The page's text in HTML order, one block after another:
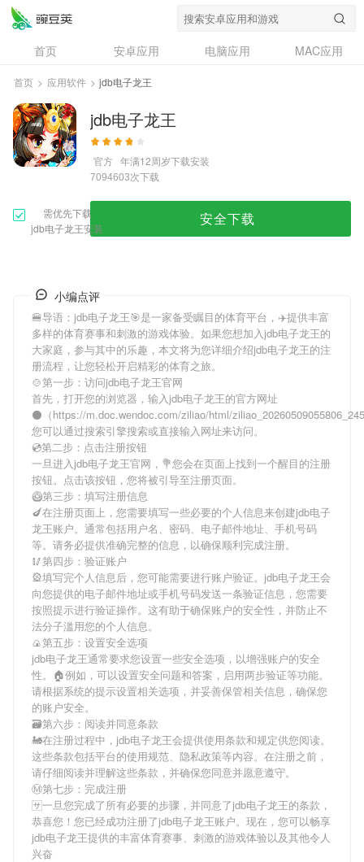
首页 安卓应用 电脑应用
MAC应用
资讯
专题
问答
首页 > 应用软件 > jdb电子龙王
jdb电子龙王
官方 年满12周岁下载安装
7094603次下载
需优先下载
jdb电子龙王安装
安全下载
小编点评
🍔导语： jdb电子龙王🎯是一家备受瞩目的体育平台，✈️提供丰富
多样的体育赛事和刺激的游戏体验。如果您想加入jdb电子龙王的
大家庭，参与其中的乐趣，本文将为您详细介绍jdb电子龙王的注
册流程，让您轻松开启精彩的体育之旅。
🍲第一步：访问jdb电子龙王官网
首先，打开您的浏览器，输入jdb电子龙王的官方网址
⚫（https://m.doc.wendoc.com/ziliao/html/
您可以通过搜索引擎搜索或直接输入网址来访问。
💿第二步：点击注册按钮
一旦进入jdb电子龙王官网，💐您会在页面上找到一个醒目的注册
按钮。点击该按钮，您将被引导至注册页面。
🥝第三步：填写注册信息
🍆在注册页面上，您需要填写一些必要的个人信息来创建jdb电子
龙王账户。通常包括用户名、密码、电子邮件地址、手机号码
等。请务必提供准确完整的信息，以确保顺利完成注册。
🥢第四步：验证账户
🎡填写完个人信息后，您可能需要进行账户验证。 jdb电子龙王会
向您提供的电子邮件地址或手机号码发送一条验证信息，您需要
按照提示进行验证操作。这有助于确保账户的安全性，并防止不
法分子滥用您的个人信息。
🍙第五步：设置安全选项
jdb电子龙王通常要求您设置一些安全选项，以增强账户的安全
性。🏠例如，可以设置安全问题和答案，启用两步验证等功能。
请根据系统的提示设置相关选项，并妥善保管相关信息，确保您
的账户安全。
🗃第六步：阅读并同意条款
🚂在注册过程中， jdb电子龙王会提供使用条款和规定供您阅读。
这些条款包括平台的使用规范、隐私政策等内容。在注册之前，
请仔细阅读并理解这些条款，并确保您同意并愿意遵守。
Ⓜ第七步：完成注册
🈂一旦您完成了所有必要的步骤，并同意了jdb电子龙王的条款，
恭喜您！您已经成功注册了jdb电子龙王账户。现在，您可以畅享
jdb电子龙王提供的丰富体育赛事、刺激的游戏体验以及其他令人
兴奋